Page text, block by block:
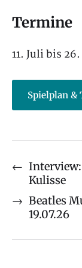
Termine
11. Juli bis
Spielplan &
←
Kulisse
→ Beatles
19.07.26